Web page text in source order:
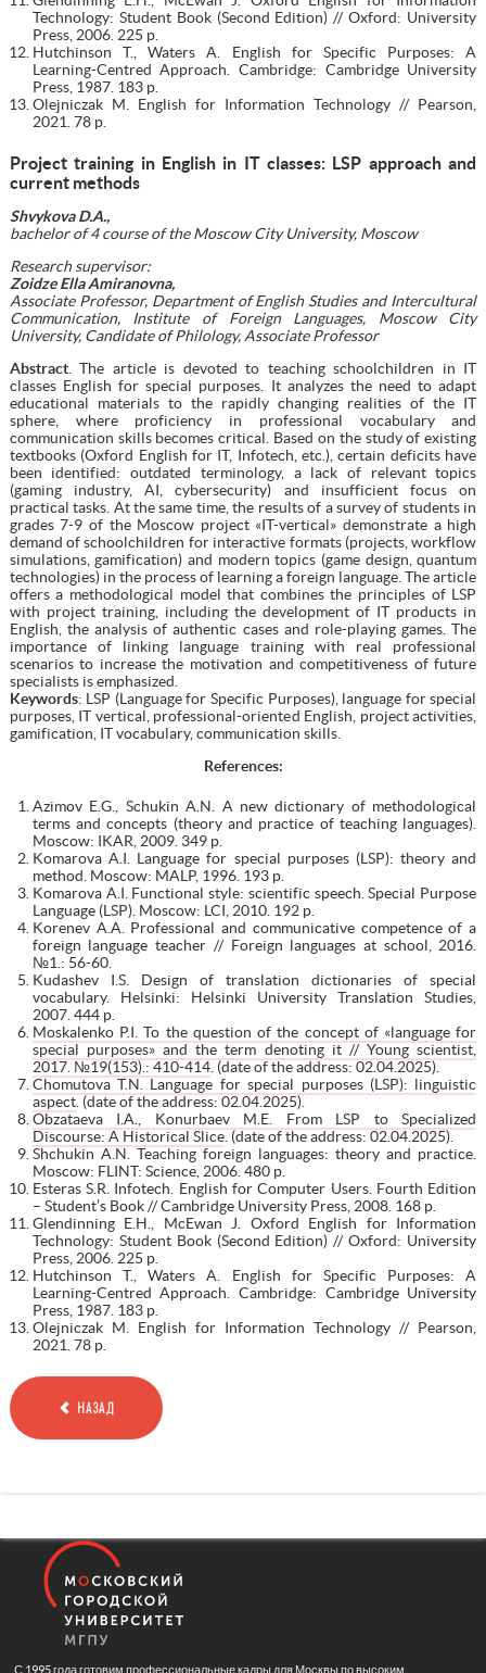
Technology: Student Book (Second Edition) // Oxford: University
Press, 2006. 225 p.
Hutchinson T., Waters A. English for Specific Purposes: A
Learning-Centred Approach. Cambridge: Cambridge University
Press, 1987. 183 p.
Olejniczak M. English for Information Technology // Pearson,
2021. 78 p.
Project training in English in IT classes: LSP approach and
current methods
Shvykova D.A.,
bachelorof 4 course of the Moscow City University, Moscow
Research supervisor:
Zoidze Ella Amiranovna,
Associate Professor, Department of English Studies and Intercultural
Communication, Institute of Foreign Languages, Moscow City
University, Candidate of Philology, Associate Professor
Abstract. The article is devoted to teaching schoolchildren in IT
classes English for special purposes. It analyzes the need to adapt
educational materials to the rapidly changing realities of the IT
sphere, where proficiency in professional vocabulary and
communication skills becomes critical. Based on the study of existing
textbooks (Oxford English for IT, Infotech, etc.), certain deficits have
been identified: outdated terminology, a lack of relevant topics
(gaming industry, AI, cybersecurity) and insufficient focus on
practical tasks. At the same time, the results of a survey of students in
grades 7-9 of the Moscow project «IT-vertical» demonstrate a high
demand of schoolchildren for interactive formats (projects, workflow
simulations, gamification) and modern topics (game design, quantum
technologies) in the process of learning a foreign language. The article
offers a methodological model that combines the principles of LSP
with project training, including the development of IT products in
English, the analysis of authentic cases and role-playing games. The
importance of linking language training with real professional
scenarios to increase the motivation and competitiveness of future
specialists is emphasized.
Keywords: LSP (Language for Specific Purposes), language for special
purposes, IT vertical, professional-oriented English, project activities,
gamification, IT vocabulary, communication skills.
References:
Azimov E.G., Schukin A.N. A new dictionary of methodological
terms and concepts (theory and practice of teaching languages).
Moscow: IKAR, 2009. 349 p.
Komarova A.I. Language for special purposes (LSP): theory and
method. Moscow: MALP, 1996. 193 p.
Komarova A.I. Functional style: scientific speech. Special Purpose
Language (LSP). Moscow: LCI, 2010. 192 p.
Korenev A.A. Professional and communicative competence of a
foreign language teacher // Foreign languages at school, 2016.
№1.: 56-60.
Kudashev I.S. Design of translation dictionaries of special
vocabulary. Helsinki: Helsinki University Translation Studies,
2007. 444 p.
Moskalenko P.I. To the question of the concept of «language for
special purposes» and the term denoting it // Young scientist,
2017. №19(153).: 410-414. (date of the address: 02.04.2025).
Chomutova T.N. Language for special purposes (LSP): linguistic
aspect. (date of the address: 02.04.2025).
Obzataeva I.A., Konurbaev M.E. From LSP to Specialized
Discourse: A Historical Slice. (date of the address: 02.04.2025).
Shchukin A.N. Teaching foreign languages: theory and practice.
Moscow: FLINT: Science, 2006. 480 p.
Esteras S.R. Infotech. English for Computer Users. Fourth Edition
– Student’s Book // Cambridge University Press, 2008. 168 p.
Glendinning E.H., McEwan J. Oxford English for Information
Technology: Student Book (Second Edition) // Oxford: University
Press, 2006. 225 p.
Hutchinson T., Waters A. English for Specific Purposes: A
Learning-Centred Approach. Cambridge: Cambridge University
Press, 1987. 183 p.
Olejniczak M. English for Information Technology // Pearson,
2021. 78 p.
НАЗАД
С 1995 года готовим профессиональные кадры для Москвы по высоким